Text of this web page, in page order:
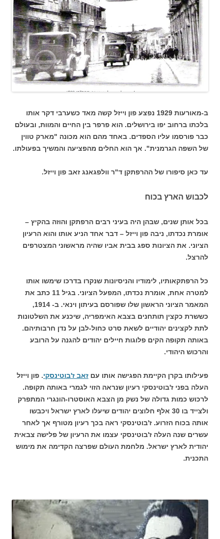
ב-מאורעות 1929 נפצע פון וייזל קשה מאד כשערבי דקר אותו
בלכתו ברחוב יפו בירושלים. הוא פרפר בין החיים והמוות, ובעולם
כבר פורסמו עליו הספדים. באחד מהם הוא מכונה "מארק טווין
של השפה הגרמנית". אך הוא החלים מהפציעה והמשיך בפעולתו.
עד כאן סיפורו של ההרפתקן ד"ר וולפגאנג זאב פון וייזל.
לכבוש הארץ בכוח
בכל אותן שנים, שבהן היה בעיני רבים הרפתקן והוזה בהקיץ –
אומרת נכדתו, ניבה פון וייזל – דבר אחד הניע אותו והוא הרעיון
הציוני. את הציונות ספג בבית אביו שהיה מראשוני המצטרפים
להרצל.
כל הרפתקאותיו, לימודיו והניסיונות שנקרו בדרכו שימשו אותו
למטרה אחת, אומרת נכדתו, המפעל הציוני. בגיל 11 כתב את
המאמר הציוני הראשון שלו שפורסם בעיתון וינאי. ב- 1914,
כששרת כקצין תותחנים בצבא האימפריה, שיכנע את השלטונות
לתת לקצינים יהודיים לשאת סרט כחול-לבן על נדן חרבותיהם.
באותה תקופה הקים פלוגות חיילים יהודים להגנה על הרובע
והרכוש היהודי.
פעילותו בקרן הקיימת הפגישה אותו עם זאב ז'בוטינסקי. פון וייזל
העלה בפני ז'בוטינסקי רעיון שנראה הזוי לגמרי באותה תקופה.
לרכוש כמות גדולה של נשק מן הצבא האוסטרו-הונגרי המתפרק
ולצייד בו 30 אלף חלוצים יהודים שיעלו לארץ ישראל ויכבשו
אותה בכוח הזרוע. ז'בוטינסקי ראה בכך רעיון מטורף אך לאחר
עשרים שנה העלה ז'בוטינסקי עצמו את הרעיון של פלישה צבאית
יהודית לארץ ישראל. מלחמת העולם שפרצה הקדימה את מימוש
התכנית.